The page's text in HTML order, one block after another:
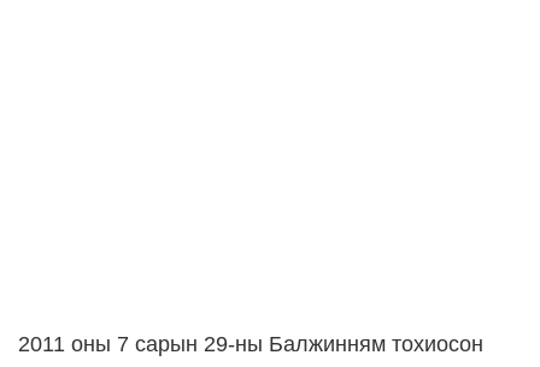
2011 оны 7 сарын 29-ны Балжинням тохиосон